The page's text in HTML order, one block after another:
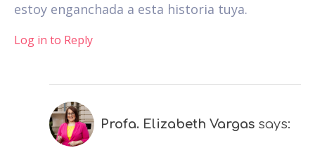
estoy enganchada a esta historia tuya.
Log in to Reply
Profa. Elizabeth Vargas says: